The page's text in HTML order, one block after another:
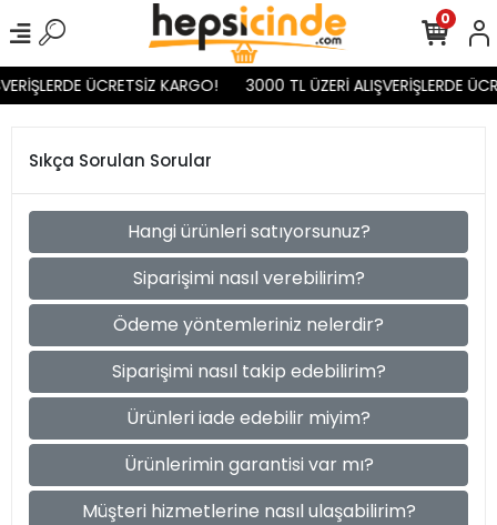
ÜCRETSİZ KARGO! 3000 TL ÜZERİ ALIŞVERİŞLERDE
0
Sıkça Sorulan Sorular
Hangi ürünleri satıyorsunuz?
Siparişimi nasıl verebilirim?
Ödeme yöntemleriniz nelerdir?
Siparişimi nasıl takip edebilirim?
Ürünleri iade edebilir miyim?
Ürünlerimin garantisi var mı?
Müşteri hizmetlerine nasıl ulaşabilirim?